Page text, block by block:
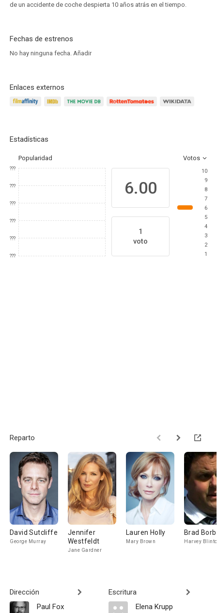
de un accidente de coche despierta 10 años atrás en el tiempo.
Fechas de estrenos
No hay ninguna fecha. Añadir
Enlaces externos
Estadísticas
Popularidad Votos
???
???
???
???
???
???
6.00
1
voto
10
9
8
7
6
5
4
3
2
1
Reparto
David Sutcliffe
George Murray
Jennifer
Westfeldt
Jane Gardner
Lauren Holly
Mary Brown
Brad
Harvey
Dirección
Paul Fox
Escritura
Elena Krupp